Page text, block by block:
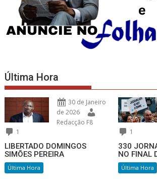
Última Hora
30 de Janeiro
de 2026
Redacção F8
1
LIBERTADO DOMINGOS
SIMÕES PEREIRA
Última Hora
1
330
NO FINAL
Última Hora